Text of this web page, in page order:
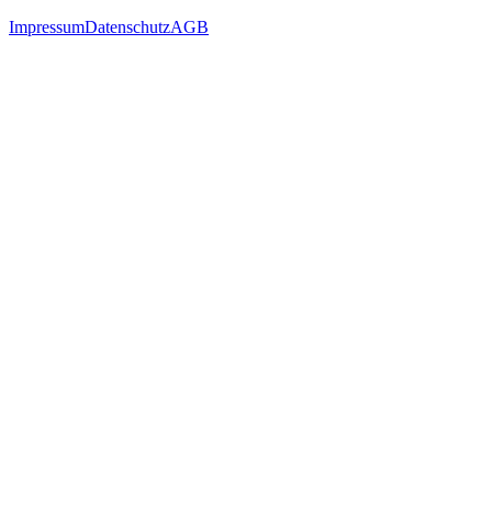
ImpressumDatenschutzAGB